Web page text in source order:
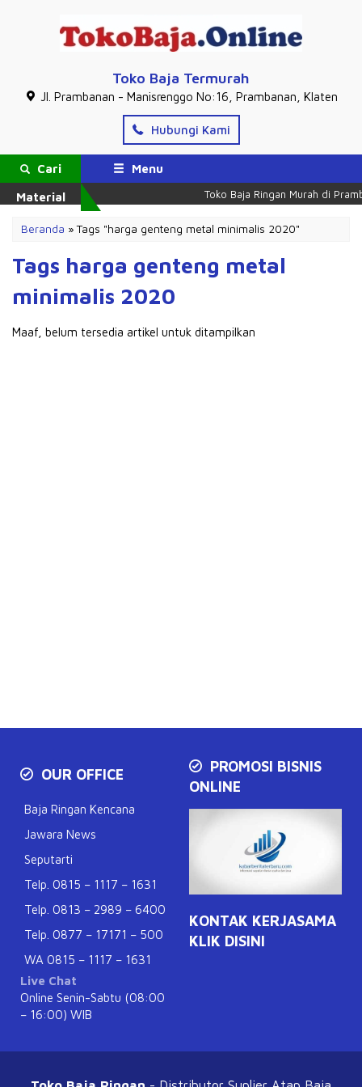
Toko Baja Termurah
Jl. Prambanan - Manisrenggo No:16, Prambanan, Klaten
Hubungi Kami
Cari
Material
Menu
Toko Baja Ringan Murah di
Beranda »Tags "harga genteng metal minimalis 2020"
Tags harga genteng metal
minimalis 2020
Maaf, belum tersedia artikel untuk ditampilkan
OUR OFFICE
Baja Ringan Kencana
Jawara News
Seputarti
Telp. 0815 – 1117 – 1631
Telp. 0813 – 2989 – 6400
Telp. 0877 – 17171 – 500
WA 0815 – 1117 – 1631
Live Chat
Online Senin-Sabtu (08:00
– 16:00) WIB
PROMOSI BISNIS
ONLINE
KONTAK KERJASAMA
KLIK DISINI